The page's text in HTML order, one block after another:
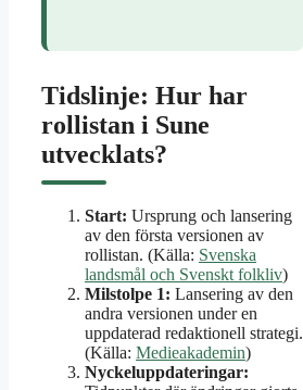
Tidslinje: Hur har
rollistan i Sune
utvecklats?
Start: Ursprung och lansering
av den första versionen av
rollistan. (Källa: Svenska
landsmål och Svenskt folkliv)
Milstolpe 1: Lansering av den
andra versionen under en
uppdaterad redaktionell strategi.
(Källa: Medieakademin)
Nyckeluppdateringar: